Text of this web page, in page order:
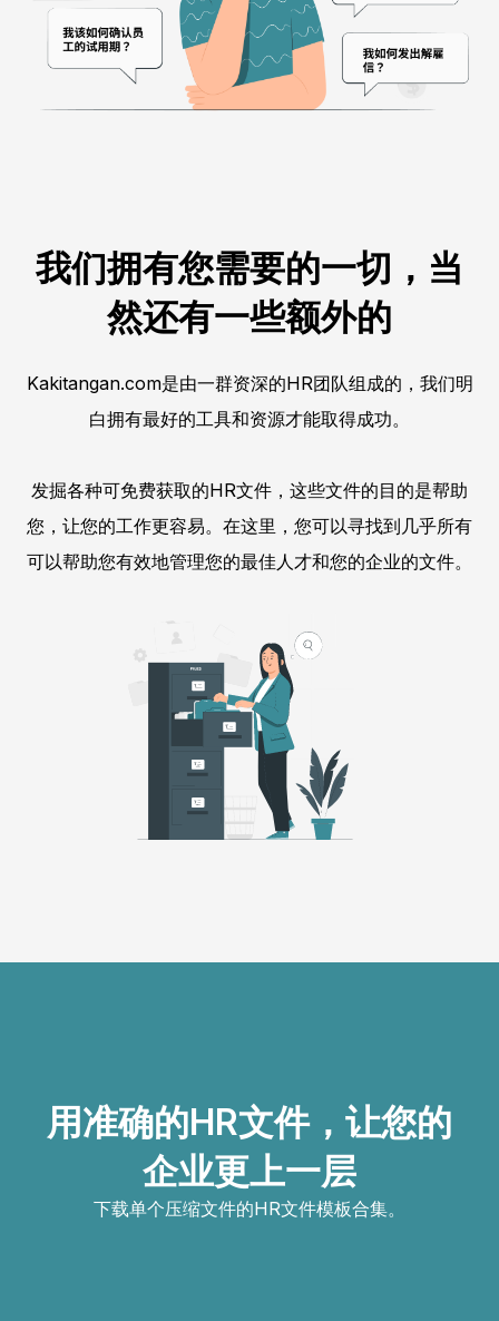
我们拥有您需要的一切，当
然还有一些额外的
Kakitangan.com是由一群资深的HR团队组成的，我们明
白拥有最好的工具和资源才能取得成功。
发掘各种可免费获取的HR文件，这些文件的目的是帮助
您，让您的工作更容易。在这里，您可以寻找到几乎所有
可以帮助您有效地管理您的最佳人才和您的企业的文件。
用准确的HR文件，让您的
企业更上一层
下载单个压缩文件的HR文件模板合集。